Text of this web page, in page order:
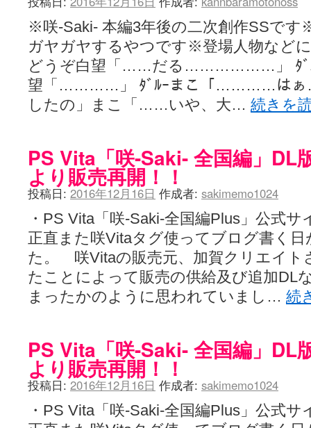
※咲-Saki- 本編3年後の二次創作SSで
ガヤガヤするやつです※登場人物など
どうぞ白望「……だる………………」 ﾀ
望「…………」 ﾀﾞﾙｰまこ「…………は
したの」まこ「……いや、大… 続きを
PS Vita「咲-Saki- 全国編」DL
より販売再開！！
投稿日: 2016年12月16日 作成者: sakimemo1024
・PS Vita「咲-Saki-全国編Plus」公式
正直また咲Vitaタグ使ってブログ書く
た。 咲Vitaの販売元、加賀クリエイト
たことによって販売の供給及び追加DL
まったかのように思われていまし… 続
PS Vita「咲-Saki- 全国編」DL
より販売再開！！
投稿日: 2016年12月16日 作成者: sakimemo1024
・PS Vita「咲-Saki-全国編Plus」公式